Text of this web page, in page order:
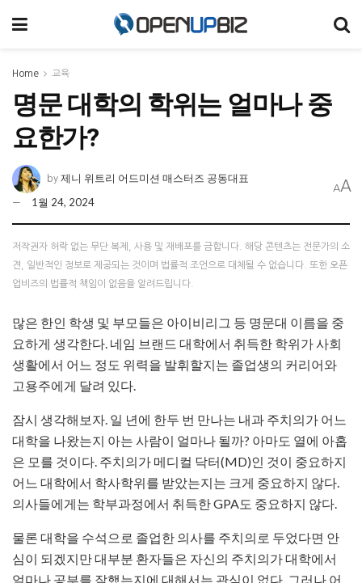
Home 교육
명문 대학의 학위는 얼마나 중
요한가?
by 제니 위트리 어드미션 매스터즈 공동대표
1월 24, 2024
AA
저작권자 허락 없는 무단 복제, 사용 및 재배포를 금합니다. 해당 콘텐츠는 전문가의 소
견, 일반적인 정보로 제공되는 것이며 법률적 조언으로 대체될 수 없습니다. 또한 오픈
업비즈의 법률적 책임이 없음을 알려드립니다.
많은 한인 학생 및 부모들은 아이비리그 등 명문대 이름을 중
요하게 생각한다. 네임 브랜드 대학에서 취득한 학위가 사회
생활에서 어느 정도 위력을 발휘할지는 졸업생의 커리어와
고용주에게 달려 있다.
잠시 생각해보자. 일 년에 한두 번 만나는 내과 주치의가 어느
대학을 나왔는지 아는 사람이 얼마나 될까? 아마도 열에 아홉
은 모를 것이다. 주치의가 메디컬 닥터(MD)인 것이 중요하지
어느 대학에서 학사학위를 받았는지는 크게 중요하지 않다.
의사들에게는 학부과정에서 취득한 GPA도 중요하지 않다.
물론 대학을 수석으로 졸업한 의사를 주치의로 두었다면 안
심이 되겠지만 대부분 환자들은 자신의 주치의가 대학에서
얼마나 공부를 잘했는지에 대해서는 관심이 없다. 그러나 어